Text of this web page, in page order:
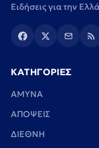
Ειδήσεις για την
ΚΑΤΗΓΟΡΙΕΣ
ΑΜΥΝΑ
ΑΠΟΨΕΙΣ
ΔΙΕΘΝΗ